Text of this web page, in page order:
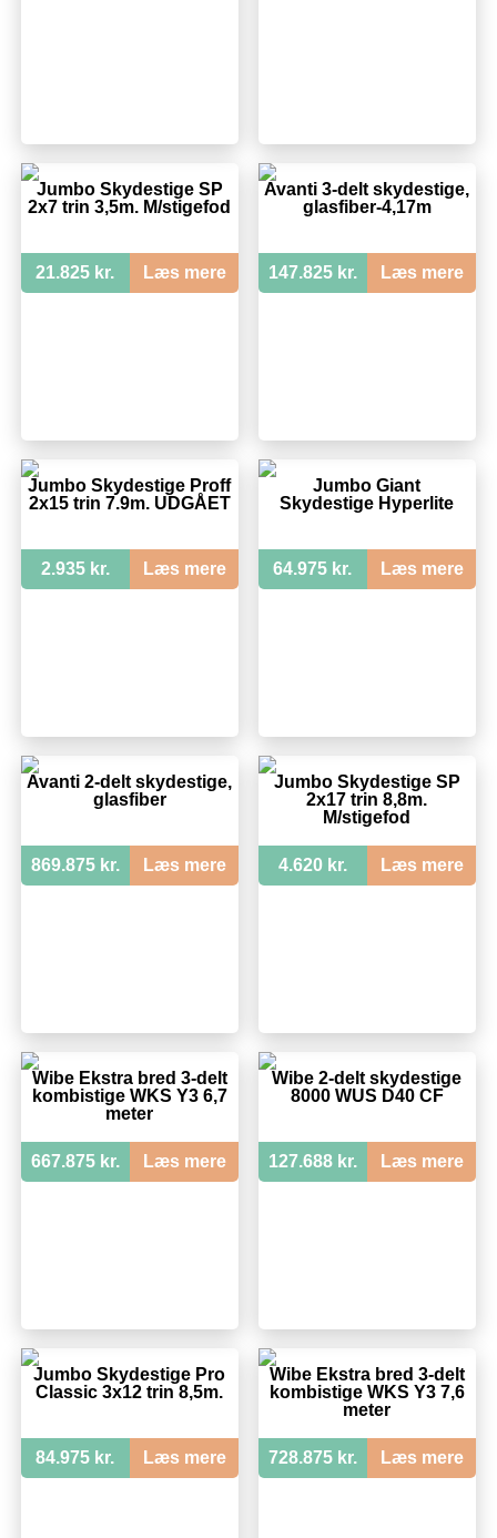
Jumbo Skydestige SP
2x7 trin 3,5m. M/stigefod
21.825 kr. Læs mere
Avanti 3-delt skydestige,
glasfiber-4,17m
147.825 kr. Læs mere
Jumbo Skydestige Proff
2x15 trin 7.9m. UDGÅET
2.935 kr. Læs mere
Jumbo Giant
Skydestige Hyperlite
64.975 kr. Læs mere
Avanti 2-delt skydestige,
glasfiber
869.875 kr. Læs mere
Jumbo Skydestige SP
2x17 trin 8,8m.
M/stigefod
4.620 kr. Læs mere
Wibe Ekstra bred 3-delt
kombistige WKS Y3 6,7
meter
667.875 kr. Læs mere
Wibe 2-delt skydestige
8000 WUS D40 CF
127.688 kr. Læs mere
Jumbo Skydestige Pro
Classic 3x12 trin 8,5m.
84.975 kr. Læs mere
Wibe Ekstra bred 3-delt
kombistige WKS Y3 7,6
meter
728.875 kr. Læs mere